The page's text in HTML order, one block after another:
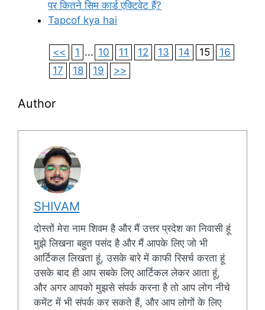
पर कितने सिम कार्ड एक्टिवेट हैं?
Tapcof kya hai
<< 1 ... 10 11 12 13 14 15
16
17
18 19 >>
Author
SHIVAM
दोस्तों मेरा नाम शिवम है और मैं उत्तर प्रदेश का निवासी हूं
मुझे लिखना बहुत पसंद है और मैं आपके लिए जो भी
आर्टिकल लिखता हूं, उसके बारे में काफी रिसर्च करता हूं
उसके बाद ही आप सबके लिए आर्टिकल लेकर आता हूं,
और अगर आपको मुझसे संपर्क करना है तो आप लोग नीचे
कमेंट में भी संपर्क कर सकते हैं, और आप लोगों के लिए